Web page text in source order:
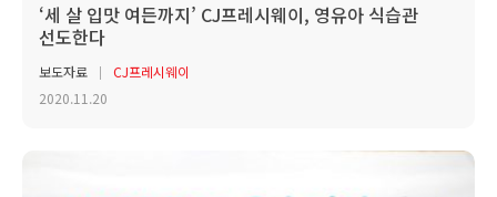
‘세 살 입맛 여든까지’ CJ프레시웨이, 영유아 식습관
선도한다
보도자료
CJ프레시웨이
2020.11.20